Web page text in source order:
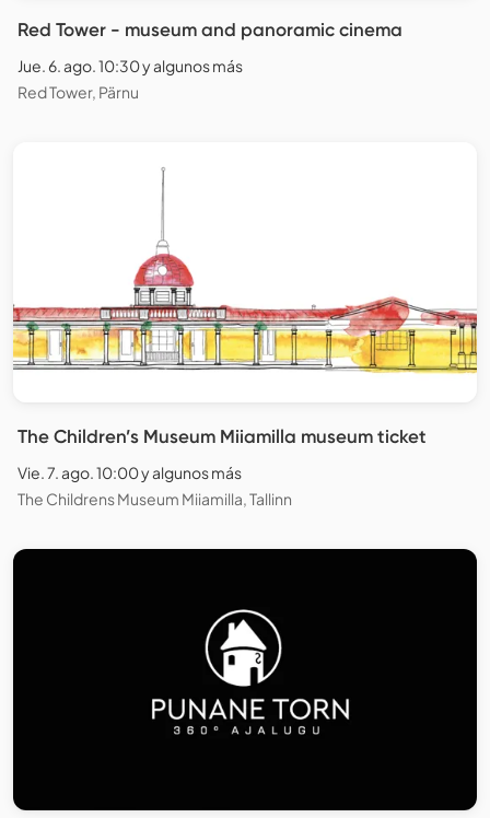
Red Tower - museum and panoramic cinema
Jue. 6. ago. 10:30 y algunos más
Red Tower, Pärnu
The Children’s Museum Miiamilla museum ticket
Vie. 7. ago. 10:00 y algunos más
The Childrens Museum Miiamilla, Tallinn